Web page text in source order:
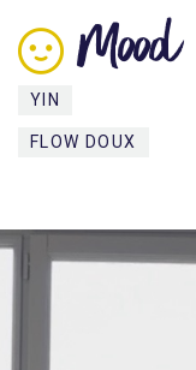
Mood
YIN
FLOW DOUX